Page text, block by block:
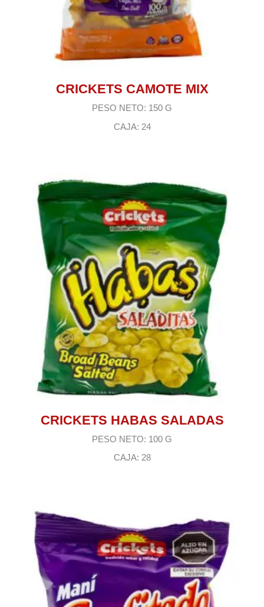
CRICKETS CAMOTE MIX
PESO NETO: 150 G
CAJA: 24
CRICKETS HABAS SALADAS
PESO NETO: 100 G
CAJA: 28